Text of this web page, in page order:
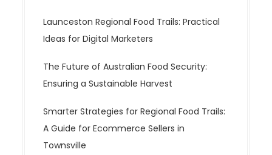
Launceston Regional Food Trails: Practical
Ideas for Digital Marketers
The Future of Australian Food Security:
Ensuring a Sustainable Harvest
Smarter Strategies for Regional Food Trails:
A Guide for Ecommerce Sellers in
Townsville